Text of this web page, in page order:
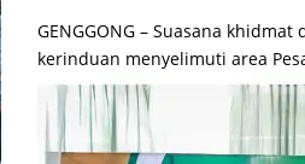
GENGGONG – Suasana khidmat
kerinduan menyelimuti area